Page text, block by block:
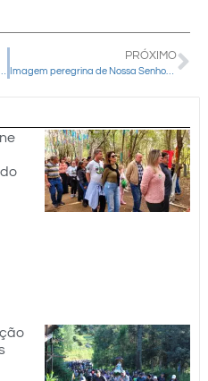
PRÓXIMO
Imagem peregrina de Nossa Senhora de Belém visita a Paróquia São Luiz Gonzaga e São Carlo Acutis